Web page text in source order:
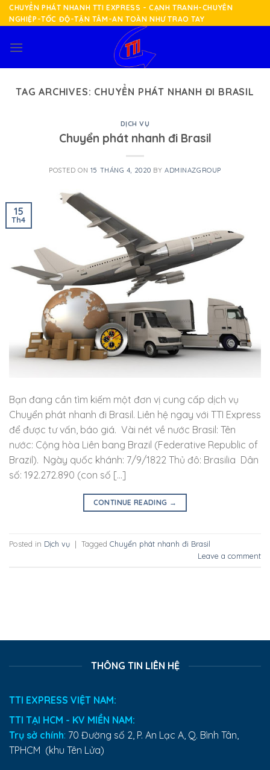
Skip
to
CHUYỂN PHÁT NHANH TTI EXPRESS - CẠNH TRANH-CHUYÊN
NGHIỆP-TỐC ĐỘ-TẬN TÂM-AN TOÀN NHƯ TRAO TAY
TAG ARCHIVES: CHUYỂN PHÁT NHANH ĐI BRASIL
DỊCH VỤ
Chuyển phát nhanh đi Brasil
POSTED ON 15 THÁNG 4, 2020 BYADMINAZGROUP
15
Th4
Bạn đang cần tìm kiếm một đơn vị cung cấp dịch vụ
Chuyển phát nhanh đi Brasil. Liên hệ ngay với TTI Express
để được tư vấn, báo giá. Vài nét về nước Brasil: Tên
nước: Cộng hòa Liên bang Brazil (Federative Republic of
Brazil). Ngày quốc khánh: 7/9/1822 Thủ đô: Brasilia Dân
số: 192.272.890 (con số […]
CONTINUE READING →
Posted in Dịch vụ | Tagged Chuyển phát nhanh đi Brasil
Leave a comment
THÔNG TIN LIÊN HỆ
TTI EXPRESS VIỆT NAM:
TTI TẠI HCM - KV MIỀN NAM:
Trụ sở chính: 70 Đường số 2, P. An Lạc A, Q. Bình Tân,
TPHCM (khu Tên Lửa)